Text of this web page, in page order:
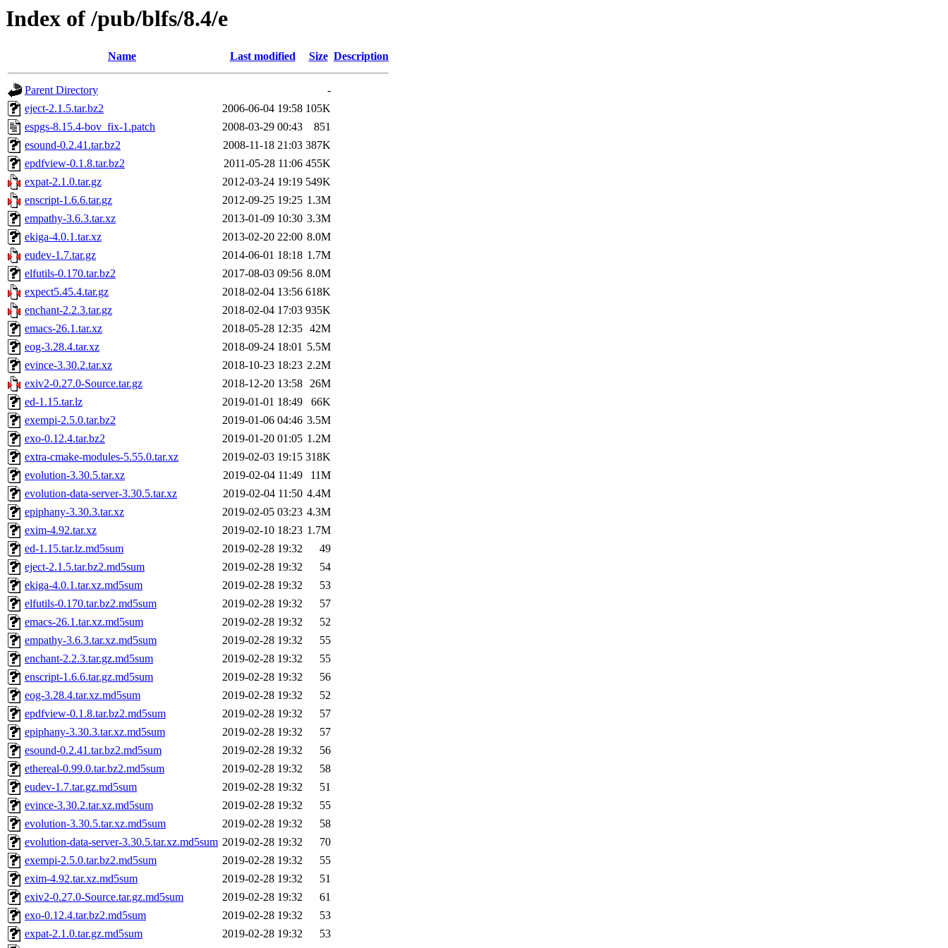
Index of /pub/blfs/8.4/e
Name Last modified Size Description
Parent Directory
-
eject-2.1.5.tar.bz2
2006-06-04 19:58 105K
espgs-8.15.4-bov_fix-1.patch
2008-03-29 00:43
851
esound-0.2.41.tar.bz2
2008-11-18 21:03 387K
epdfview-0.1.8.tar.bz2
2011-05-28 11:06 455K
expat-2.1.0.tar.gz
2012-03-24 19:19 549K
enscript-1.6.6.tar.gz
2012-09-25 19:25 1.3M
empathy-3.6.3.tar.xz
2013-01-09 10:30 3.3M
ekiga-4.0.1.tar.xz
2013-02-20 22:00 8.0M
eudev-1.7.tar.gz
2014-06-01 18:18 1.7M
elfutils-0.170.tar.bz2
2017-08-03 09:56 8.0M
expect5.45.4.tar.gz
2018-02-04 13:56 618K
enchant-2.2.3.tar.gz
2018-02-04 17:03 935K
emacs-26.1.tar.xz
2018-05-28 12:35 42M
eog-3.28.4.tar.xz
2018-09-24 18:01 5.5M
evince-3.30.2.tar.xz
2018-10-23 18:23 2.2M
exiv2-0.27.0-Source.tar.gz
2018-12-20 13:58 26M
ed-1.15.tar.lz
2019-01-01 18:49
66K
exempi-2.5.0.tar.bz2
2019-01-06 04:46 3.5M
exo-0.12.4.tar.bz2
2019-01-20 01:05 1.2M
extra-cmake-modules-5.55.0.tar.xz
2019-02-03 19:15 318K
evolution-3.30.5.tar.xz
2019-02-04 11:49
11M
evolution-data-server-3.30.5.tar.xz
2019-02-04 11:50 4.4M
epiphany-3.30.3.tar.xz
2019-02-05 03:23 4.3M
exim-4.92.tar.xz
2019-02-10 18:23 1.7M
ed-1.15.tar.lz.md5sum
2019-02-28 19:32
49
eject-2.1.5.tar.bz2.md5sum
2019-02-28 19:32
54
ekiga-4.0.1.tar.xz.md5sum
2019-02-28 19:32
53
elfutils-0.170.tar.bz2.md5sum
2019-02-28 19:32
57
emacs-26.1.tar.xz.md5sum
2019-02-28 19:32
52
empathy-3.6.3.tar.xz.md5sum
2019-02-28 19:32
55
enchant-2.2.3.tar.gz.md5sum
2019-02-28 19:32
55
enscript-1.6.6.tar.gz.md5sum
2019-02-28 19:32
56
eog-3.28.4.tar.xz.md5sum
2019-02-28 19:32
52
epdfview-0.1.8.tar.bz2.md5sum
2019-02-28 19:32
57
epiphany-3.30.3.tar.xz.md5sum
2019-02-28 19:32
57
esound-0.2.41.tar.bz2.md5sum
2019-02-28 19:32
56
ethereal-0.99.0.tar.bz2.md5sum
2019-02-28 19:32
58
eudev-1.7.tar.gz.md5sum
2019-02-28 19:32
51
evince-3.30.2.tar.xz.md5sum
2019-02-28 19:32
55
evolution-3.30.5.tar.xz.md5sum
2019-02-28 19:32
58
evolution-data-server-3.30.5.tar.xz.md5sum 2019-02-28 19:32
70
exempi-2.5.0.tar.bz2.md5sum
2019-02-28 19:32
55
exim-4.92.tar.xz.md5sum
2019-02-28 19:32
51
exiv2-0.27.0-Source.tar.gz.md5sum
2019-02-28 19:32
61
exo-0.12.4.tar.bz2.md5sum
2019-02-28 19:32
53
expat-2.1.0.tar.gz.md5sum
2019-02-28 19:32
53